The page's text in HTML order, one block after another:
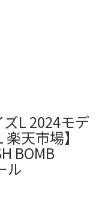
L 2024モデ
天市場】
BOMB
ル